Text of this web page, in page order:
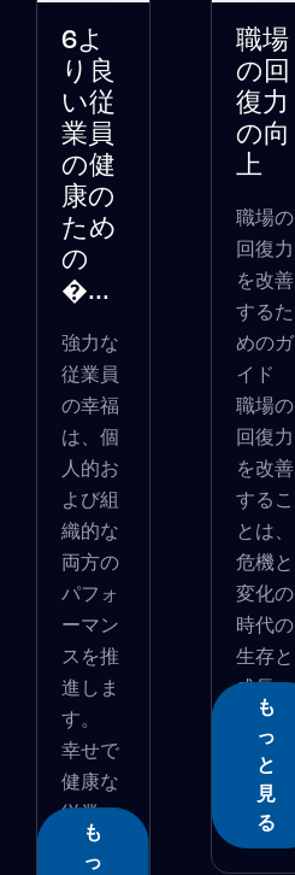
6よ
り良
い従
業員
の健
康の
ため
の
�...
強力な
従業員
の幸福
は、個
人的お
よび組
織的な
両方の
パフォ
ーマン
スを推
進しま
す。
幸せで
健康な
従業
�...も
っ
職場
の回
復力
の向
上
職場の
回復力
を改善
するた
めのガ
イド
職場の
回復力
を改善
するこ
とは、
危機と
変化の
時代の
生存と
成長
�...も
っ
と
見
る